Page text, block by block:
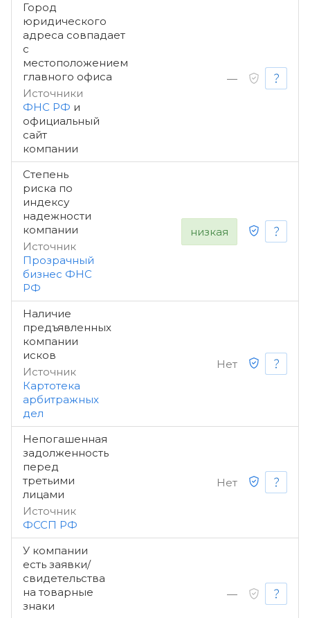
Город
юридического
адреса совпадает
с
местоположением
главного офиса
Источники
ФНС РФ и
официальный
сайт
компании
—
Степень
риска по
индексу
надежности
компании
Источник
Прозрачный
бизнес ФНС
РФ
низкая
Наличие
предъявленных
компании
исков
Источник
Картотека
арбитражных
дел
Нет
Непогашенная
задолженность
перед
третьими
лицами
Источник
ФССП РФ
Нет
У компании
есть заявки/
свидетельства
на товарные
знаки
—